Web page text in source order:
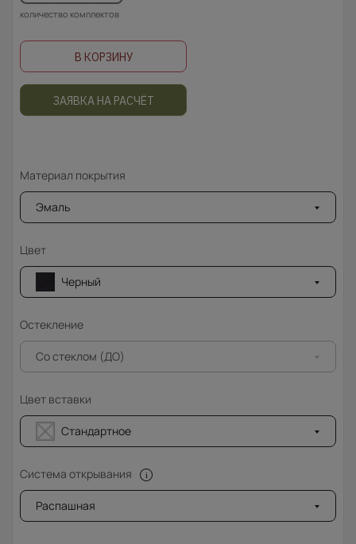
количество комплектов
В КОРЗИНУ
ЗАЯВКА НА РАСЧЁТ
Материал покрытия
Эмаль
Цвет
Черный
Остекление
Со стеклом (ДО)
Цвет вставки
Стандартное
Система открывания
Распашная